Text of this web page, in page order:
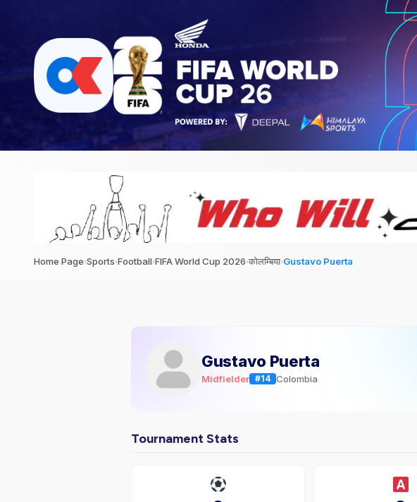
Home Page›Sports›Football›FIFA World Cup 2026›कोलम्बिया›Gustavo Puerta
Gustavo Puerta
Midfielder #14 Colombia
Tournament Stats